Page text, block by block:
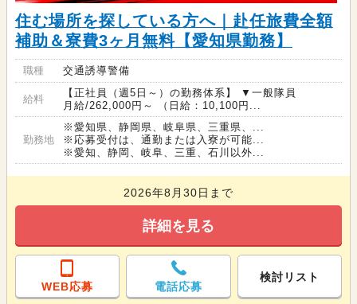
住む場所を探している方へ｜赴任旅費全額
補助＆寮費3ヶ月無料【愛知県勤務】
職種 交通誘導警備
給料
【正社員（週5日～）の勤務体系】 ▼一般隊員
月給/262,000円～ （日給：10,100円...
勤務地
※愛知県、静岡県、岐阜県、三重県、...
※応募受付は、通勤または入寮が可能...
※愛知、静岡、岐阜、三重、石川以外...
2026年8月30日まで
詳細を見る
WEB応募 電話応募
検討リスト